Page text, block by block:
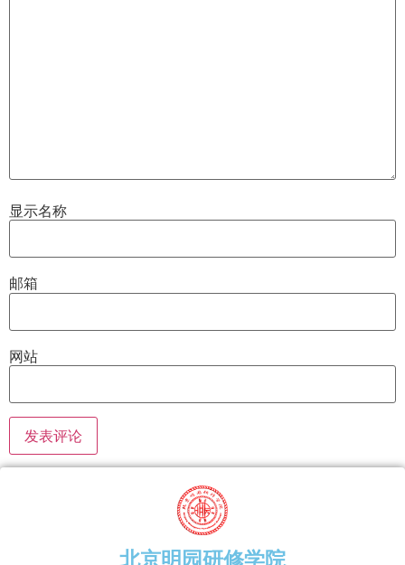
显示名称
邮箱
网站